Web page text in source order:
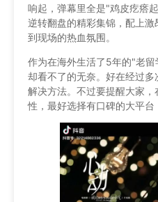
响起，弹幕里全是"鸡皮疙瘩
逆转翻盘的精彩集锦，配上
到现场的热血氛围。
作为在海外生活了5年的"老
却看不了的无奈。好在经过
解决方法。不过要提醒大家
性，最好选择有口碑的大平台